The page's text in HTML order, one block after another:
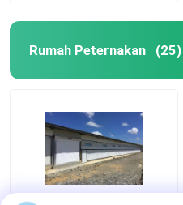
Rumah Peternakan (25)